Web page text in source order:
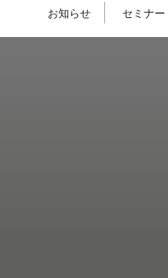
お知らせ セミナー